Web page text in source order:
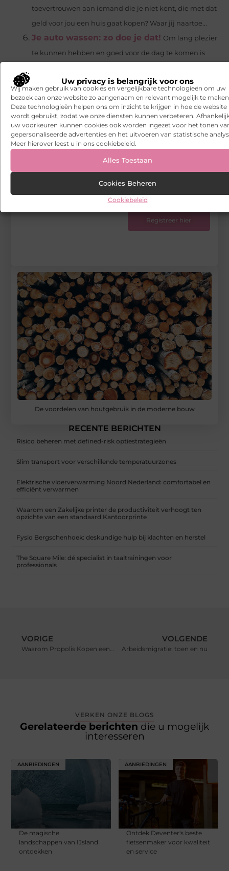
Uw privacy is belangrijk voor ons
Wij maken gebruik van cookies en vergelijkbare technologieën om uw
bezoek aan onze website zo aangenaam en relevant mogelijk te
Deze technologieën helpen ons om inzicht te krijgen in hoe de website
wordt gebruikt, zodat we onze diensten kunnen verbeteren.
uw voorkeuren kunnen cookies ook worden ingezet voor het tonen
gepersonaliseerde advertenties en het uitvoeren van statistische
Meer hierover leest u in ons cookiebeleid.
Alles Toestaan
Cookies Beheren
Cookiebeleid
toevertrouwen aan iemand die je niet kent, die met dat
geld voor jou een huis gaat kopen? Waar jij naartoe...
Je auto wassen: zo doe je dat! Om lang plezier
te kunnen hebben en goed voor de dag te komen is
Sommige mensen vinden...
Tags en Categorieën:
Aanbiedingen
DEEL DIT:
De voordelen van houtgebruik in de moderne bouw
RECENTE BERICHTEN
Risico beheren met defined-risk optiestrategieën
Slim transport voor verschillende temperatuurzones
Elektrische vloerverwarming Noord Nederland: comfortabel en
efficiënt verwarmen
Waarom een Zakelijke printer de productiviteit verhoogt ten
opzichte van een standaard Kantoorprinte
Fysio Bergschenhoek: deskundige hulp bij klachten en herstel
The Square Mile: dé specialist in taaltrainingen voor
professionals
met bloggen op
Wapngo
Stuur ons een bericht
Registreer hier
VORIGE
Waarom Propolis Kopen een Duurzame en Gezonde Keuze Is
VOLGENDE
Arbeidsmigratie: toen en nu
VERKEN ONZE BLOGS
Gerelateerde berichten die u mogelijk
interesseren
AANBIEDINGEN
De magische
landschappen van IJsland
ontdekken
AANBIEDINGEN
Ontdek Deventer's beste
fietsenmaker voor kwaliteit
en service